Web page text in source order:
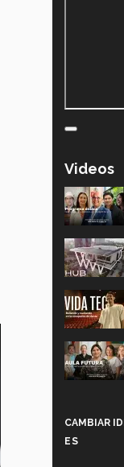
Videos
CAMBIAR
ES